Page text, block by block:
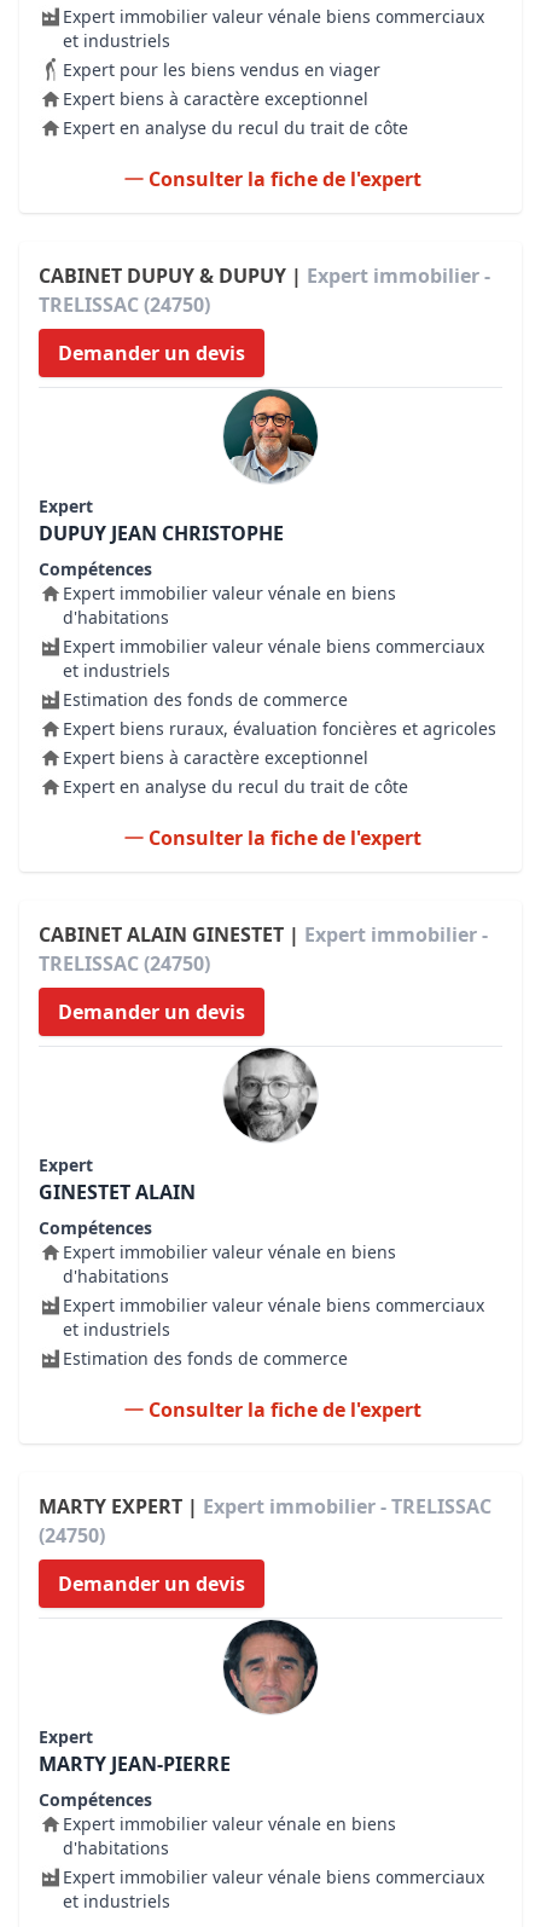
Expert immobilier valeur vénale biens commerciaux
et industriels
Expert pour les biens vendus en viager
Expert biens à caractère exceptionnel
Expert en analyse du recul du trait de côte
Consulter la fiche de l'expert
CABINET DUPUY & DUPUY | Expert immobilier -
TRELISSAC (24750)
Demander un devis
Expert
DUPUY JEAN CHRISTOPHE
Compétences
Expert immobilier valeur vénale en biens
d'habitations
Expert immobilier valeur vénale biens commerciaux
et industriels
Estimation des fonds de commerce
Expert biens ruraux, évaluation foncières et agricoles
Expert biens à caractère exceptionnel
Expert en analyse du recul du trait de côte
Consulter la fiche de l'expert
CABINET ALAIN GINESTET | Expert immobilier -
TRELISSAC (24750)
Demander un devis
Expert
GINESTET ALAIN
Compétences
Expert immobilier valeur vénale en biens
d'habitations
Expert immobilier valeur vénale biens commerciaux
et industriels
Estimation des fonds de commerce
Consulter la fiche de l'expert
MARTY EXPERT | Expert immobilier - TRELISSAC
(24750)
Demander un devis
Expert
MARTY JEAN-PIERRE
Compétences
Expert immobilier valeur vénale en biens
d'habitations
Expert immobilier valeur vénale biens commerciaux
et industriels